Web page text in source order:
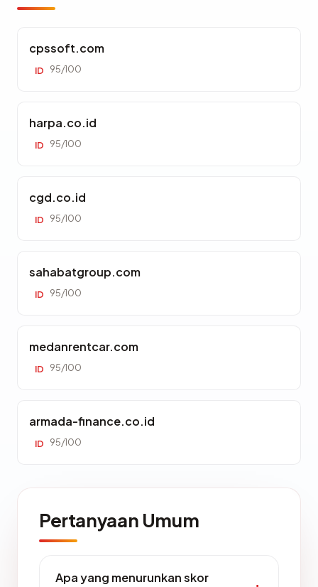
cpssoft.com
ID 95/100
harpa.co.id
ID 95/100
cgd.co.id
ID 95/100
sahabatgroup.com
ID 95/100
medanrentcar.com
ID 95/100
armada-finance.co.id
ID 95/100
Pertanyaan Umum
Apa yang menurunkan skor